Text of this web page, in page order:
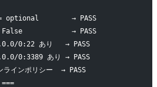
= optional        → PASS
False            → PASS
0:22 あり   → PASS
0:3389 あり → PASS
インポリシー  → PASS